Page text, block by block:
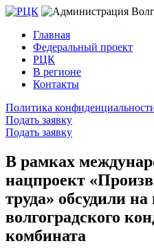
Главная
Федеральный проект
РЦК
В регионе
Контакты
Политика
Подать заявку
Подать заявку
В рамках
нацпроект
труда» обсудили
волгоградского
комбината